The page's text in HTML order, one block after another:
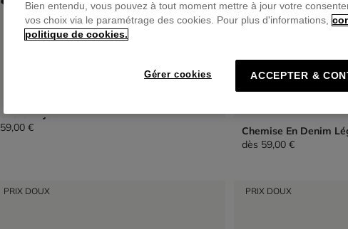
Short En Jean
59,00 €
Chemise En Denim
dès 59,00 €
PRIX DOUX PRIX DOUX
Bien entendu, vous pouvez à tout moment mettre à jour votre
vos choix via le paramétrage des cookies. Pour plus d'informations,
politique de cookies.
Gérer cookies ACCEPTER &